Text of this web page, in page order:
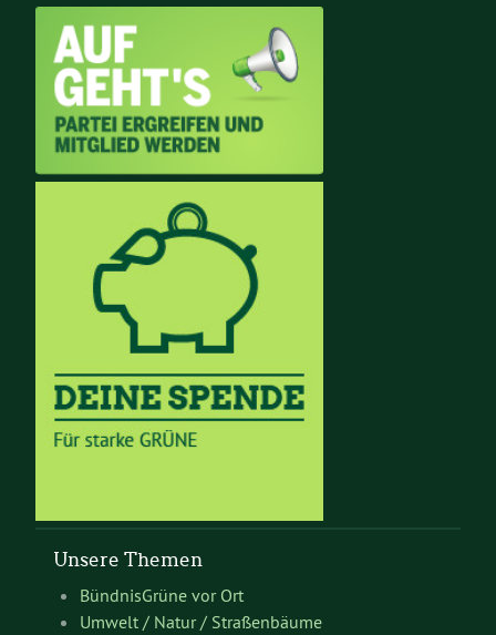
Unsere Themen
BündnisGrüne vor Ort
Umwelt / Natur / Straßenbäume